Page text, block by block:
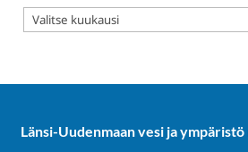
Arkistot
Länsi-Uudenmaan vesi ja ympäristö